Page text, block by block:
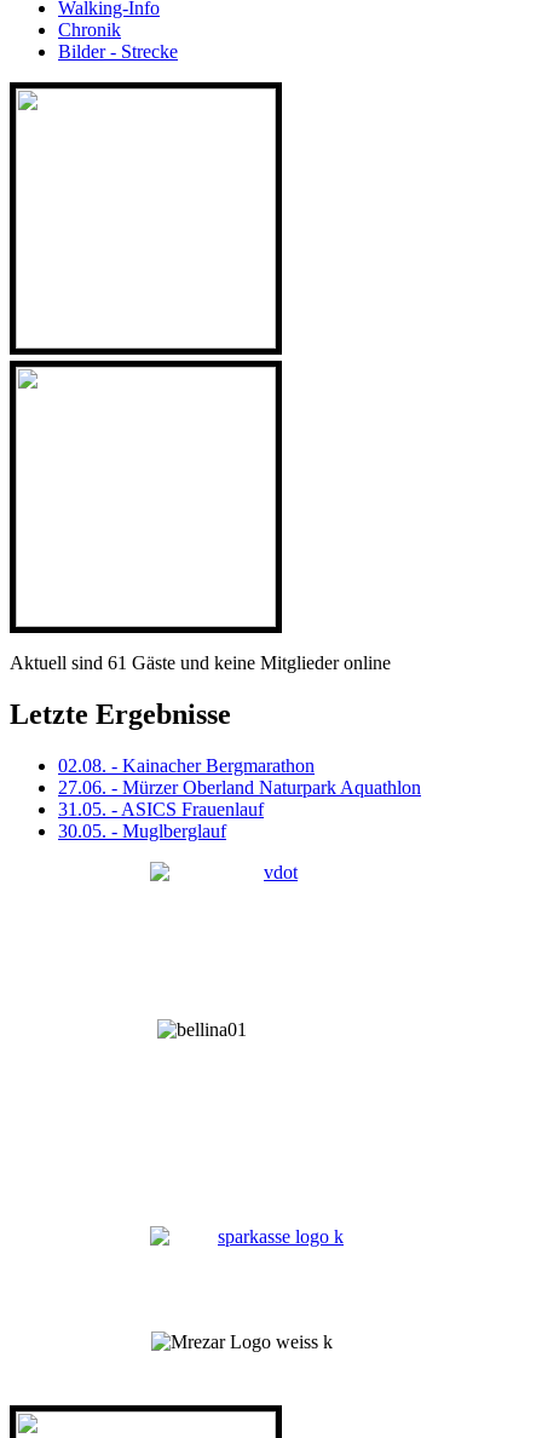
Walking-Info
Chronik
Bilder - Strecke
Aktuell sind 61 Gäste und keine Mitglieder online
Letzte Ergebnisse
02.08. - Kainacher Bergmarathon
27.06. - Mürzer Oberland Naturpark Aquathlon
31.05. - ASICS Frauenlauf
30.05. - Muglberglauf